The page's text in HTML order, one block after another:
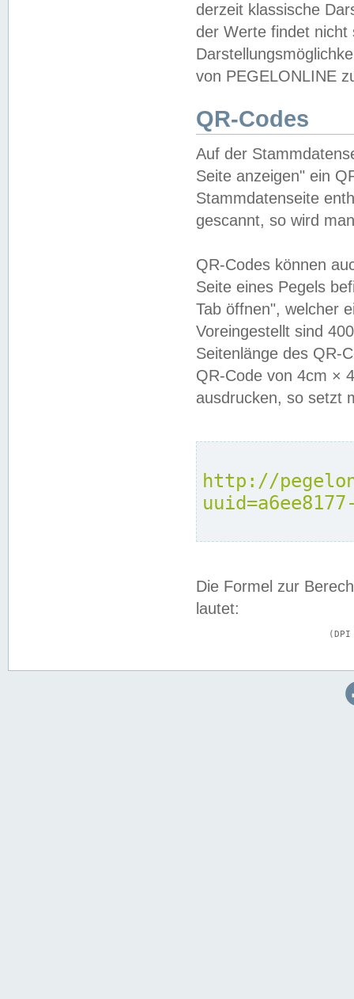
derzeit klassische
der Werte findet
von PEGELONLINE
QR-Codes
Auf der
Seite anzeigen" ein
Stammdatenseite
gescannt, so wird
QR-Codes können
Seite eines Pegels
Tab öffnen", welcher
Voreingestellt sind
Seitenlänge des QR-
QR-Code von 4cm ×
ausdrucken, so setzt
http://
Die Formel zur
lautet: